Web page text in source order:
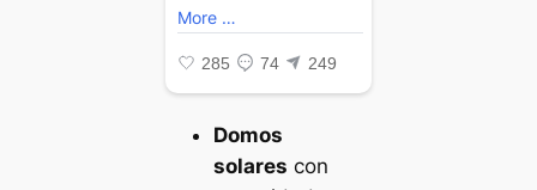
Domos
solares con